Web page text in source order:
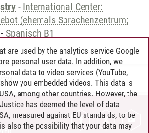
- International Center:
(ehemals Sprachenzentrum;
- Spanisch B1
are used by the analytics service Google
personal user data. In addition, we
data to video services (YouTube,
you embedded videos. This data is
among other countries. However, the
has deemed the level of data
measured against EU standards, to be
also the possibility that your data may